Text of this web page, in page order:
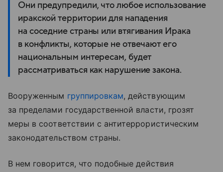
Они предупредили, что любое использование
иракской территории для нападения
на соседние страны или втягивания Ирака
в конфликты, которые не отвечают его
национальным интересам, будет
рассматриваться как нарушение закона.
Вооруженным группировкам, действующим
за пределами государственной власти, грозят
меры в соответствии с антитеррористическим
законодательством страны.
В нем говорится, что подобные действия